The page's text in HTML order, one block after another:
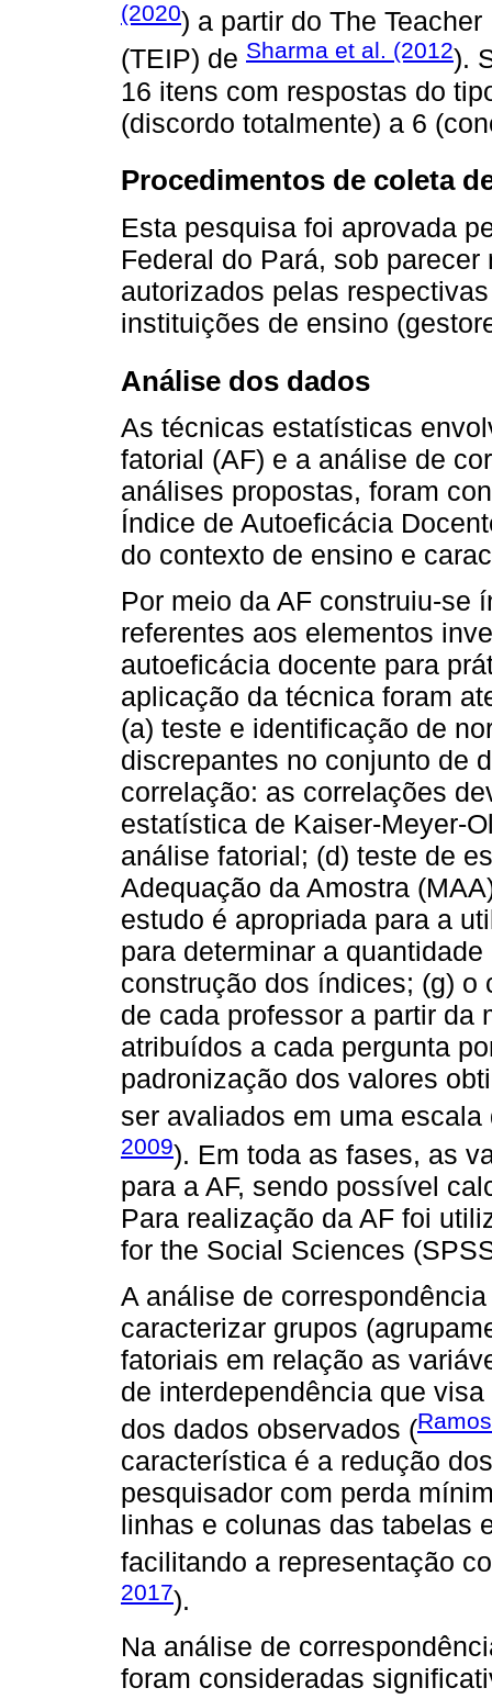
(2020) a partir do The
(TEIP) de Sharma et al. (2012).
16 itens com respostas do
(discordo totalmente) a 6
Procedimentos de coleta
Esta pesquisa foi aprovada
Federal do Pará, sob
autorizados pelas
instituições de ensino
Análise dos dados
As técnicas estatísticas
fatorial (AF) e a análise de
análises propostas, foram
Índice de Autoeficácia
do contexto de ensino e
Por meio da AF construiu-se
referentes aos elementos
autoeficácia docente para
aplicação da técnica foram
(a) teste e identificação de
discrepantes no conjunto de
correlação: as correlações
estatística de Kaiser-Meyer-
análise fatorial; (d) teste de
Adequação da Amostra
estudo é apropriada para a
para determinar a
construção dos índices; (g)
de cada professor a partir da
atribuídos a cada pergunta
padronização dos valores
ser avaliados em uma
2009). Em toda as fases, as
para a AF, sendo possível
Para realização da AF foi
for the Social Sciences
A análise de
caracterizar grupos
fatoriais em relação as
de interdependência que
dos dados observados (
característica é a redução
pesquisador com perda
linhas e colunas das tabelas
facilitando a representação
2017).
Na análise de
foram consideradas